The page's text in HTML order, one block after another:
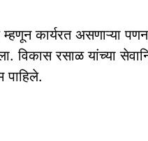
म्हणून कार्यरत असणाऱ्या
विकास रसाळ यांच्या